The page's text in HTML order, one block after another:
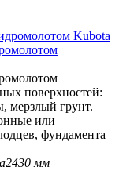
поверхностей:
мерзлый грунт.
или
фундамента
2430 мм